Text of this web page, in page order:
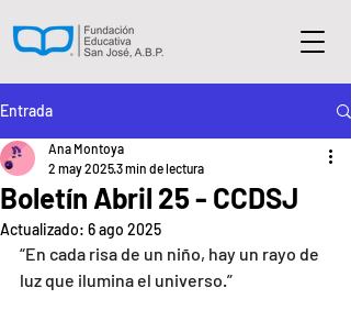
Entrada
Boletín Abril 25 - CCDSJ
Ana Montoya
2 may 20253 min de lectura
Actualizado: 6 ago 2025
“En cada risa de un niño, hay un rayo de
luz que ilumina el universo.”